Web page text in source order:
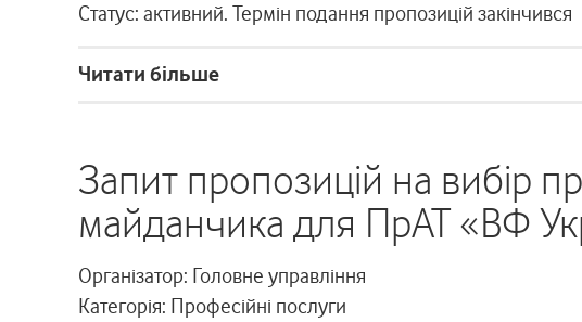
Статус: активний. Термін подання пропозицій закінчився
Читати більше
Запит пропозицій на вибір
майданчика для ПрАТ «ВФ
Організатор: Головне управління
Категорія: Професійні послуги